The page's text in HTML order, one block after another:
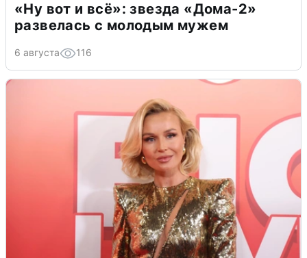
«Ну вот и всё»: звезда «Дома-2»
развелась с молодым мужем
6 августа 116